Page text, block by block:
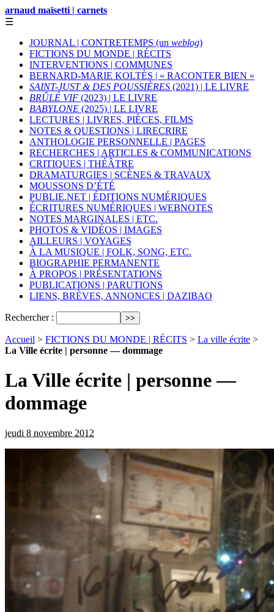
arnaud maïsetti | carnets
☰
JOURNAL | CONTRETEMPS (un weblog)
FICTIONS DU MONDE | RÉCITS
INTERVENTIONS | COMMUNES
BERNARD-MARIE KOLTÈS | « RACONTER BIEN »
SAINT-JUST & DES POUSSIÈRES (2021) | LE LIVRE
BRÛLÉ VIF (2023) | LE LIVRE
BABYLONE (2025) | LE LIVRE
LECTURES | LIVRES, PIÈCES, FILMS
NOTES & QUESTIONS | LIRECRIRE
ANTHOLOGIE PERSONNELLE | PAGES
RECHERCHES | ARTICLES & COMMUNICATIONS
CRITIQUES | THÉÂTRE
DRAMATURGIES | SCÈNES & TRAVAUX
MOUSSONS D’ÉTÉ
PUBLIE.NET | ÉDITIONS NUMÉRIQUES
ÉCRITURES NUMÉRIQUES | WEBNOTES
NOTES MARGINALES | ETC.
PHOTOS & VIDÉOS | IMAGES
AILLEURS | VOYAGES
À LA MUSIQUE | FOLK, SONG, ETC.
BIOGRAPHIE PERMANENTE
À PROPOS | PRÉSENTATIONS
PUBLICATIONS | PARUTIONS
LIENS, BRÈVES, ANNONCES | DAZIBAO
Rechercher :
Accueil > FICTIONS DU MONDE | RÉCITS > La ville écrite >
La Ville écrite | personne — dommage
La Ville écrite | personne —
dommage
jeudi 8 novembre 2012